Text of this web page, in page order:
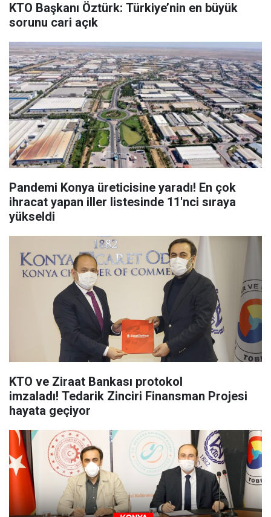
KTO Başkanı Öztürk: Türkiye’nin en büyük
sorunu cari açık
Pandemi Konya üreticisine yaradı! En çok
ihracat yapan iller listesinde 11'nci sıraya
yükseldi
KTO ve Ziraat Bankası protokol
imzaladı! Tedarik Zinciri Finansman Projesi
hayata geçiyor